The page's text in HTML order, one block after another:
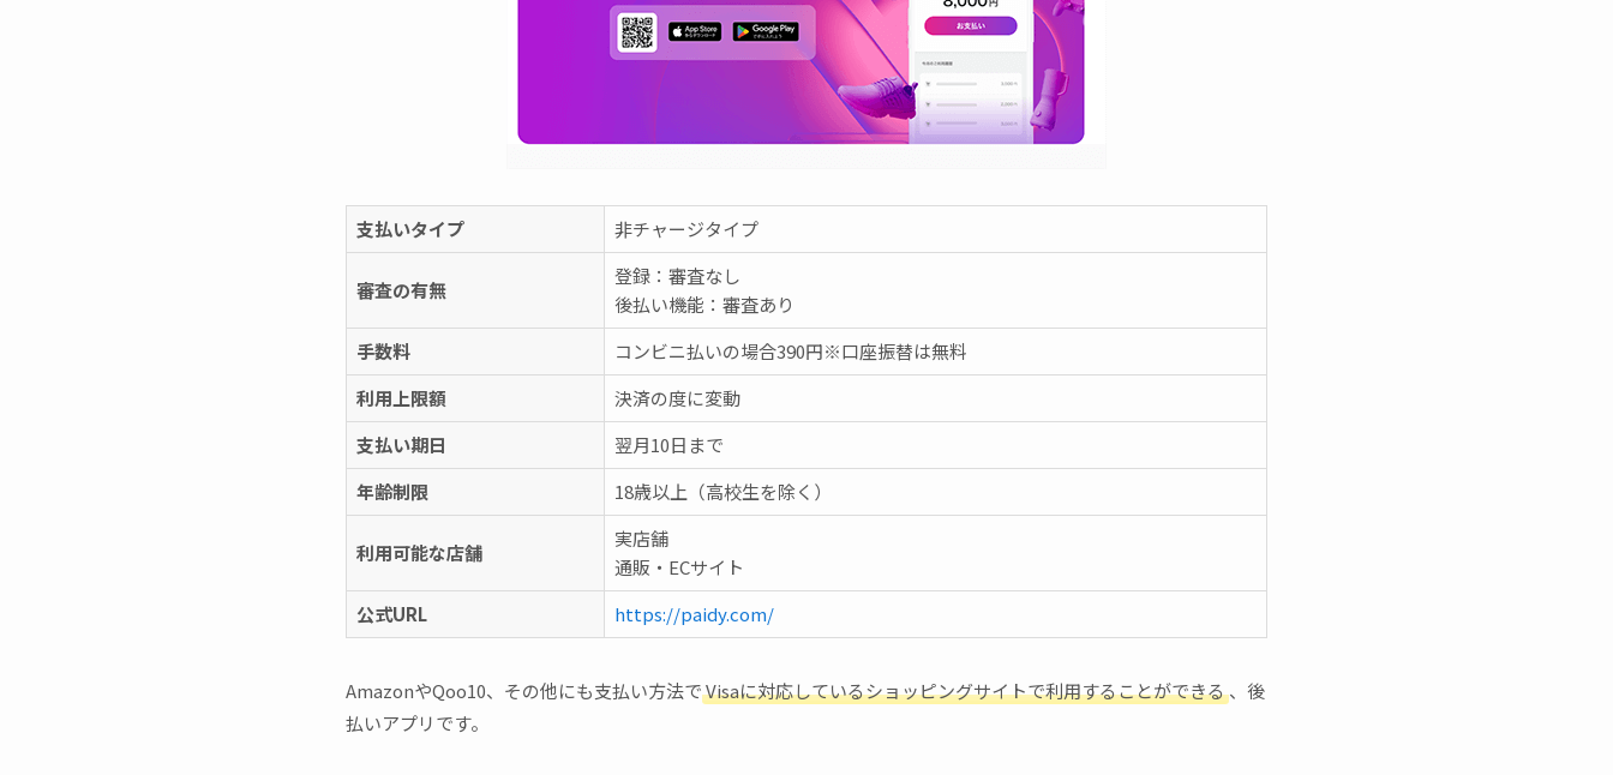
支払いタイプ 非チャージタイプ
審査の有無
登録：審査なし
後払い機能：審査あり
手数料
コンビニ払いの場合390円※口座振替は無料
利用上限額
決済の度に変動
支払い期日
翌月10日まで
年齢制限
18歳以上（高校生を除く）
利用可能な店舗
実店舗
通販・ECサイト
公式URL
https://paidy.com/
AmazonやQoo10、その他にも支払い方法でVisaに対応しているショッピングサイトで利用することができる、後
払いアプリです。